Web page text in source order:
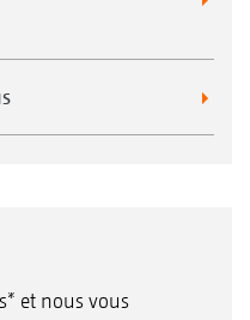
et nous vous